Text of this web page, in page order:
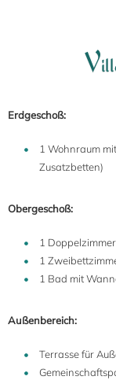
V
Erdgeschoß:
1 Wohnraum
Zusatzbetten)
Obergeschoß:
1 Doppelzimmer
1
1 Bad mit
Außenbereich:
Terrasse für